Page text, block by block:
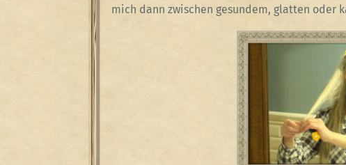
mich dann zwischen gesundem, glatten oder